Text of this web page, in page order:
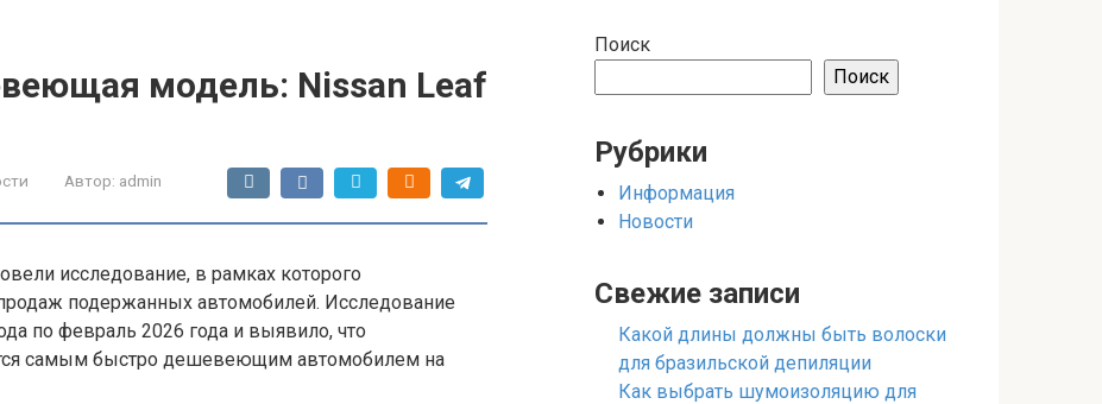
модель: Nissan Leaf
Автор: admin
исследование, в рамках которого
подержанных автомобилей. Исследование
по февраль 2026 года и выявило, что
самым быстро дешевеющим автомобилем на
Поиск
Поиск
Рубрики
Информация
Новости
Свежие записи
Какой длины должны быть волоски
для бразильской депиляции
Как выбрать шумоизоляцию для